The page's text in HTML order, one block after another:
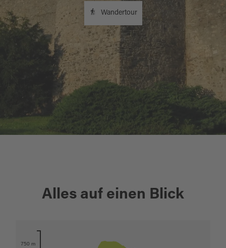
Wandertour
Alles auf einen Blick
750 m